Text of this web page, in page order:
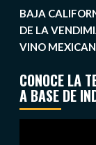
BAJA
DE LA
VINO
CONOCE LA
A BASE DE